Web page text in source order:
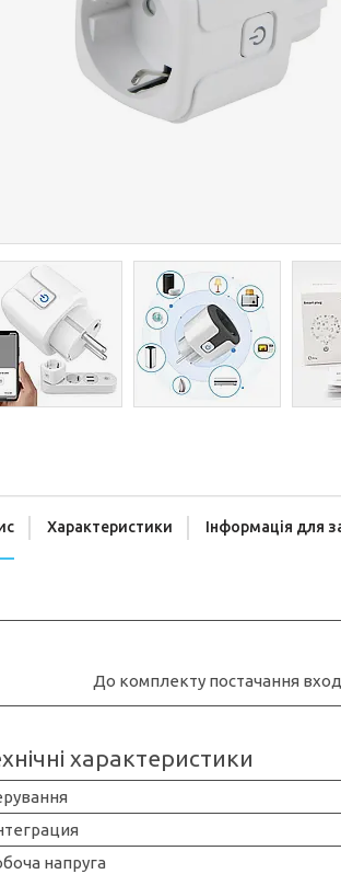
Характеристики Інформація для
До комплекту постачання
характеристики
напруга